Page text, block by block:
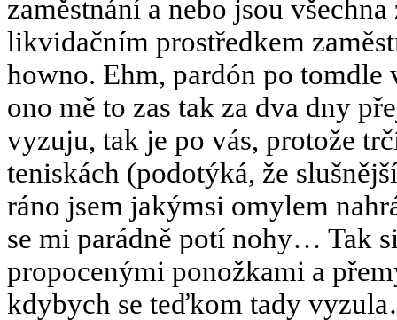
zaměstnání a nebo jsou
likvidačním prostředkem
howno. Ehm, pardón po
ono mě to zas tak za dva dny
vyzuju, tak je po vás, protože
teniskách (podotýká, že
ráno jsem jakýmsi omylem
se mi parádně potí nohy… Tak
propocenými ponožkami a
kdybych se teďkom tady